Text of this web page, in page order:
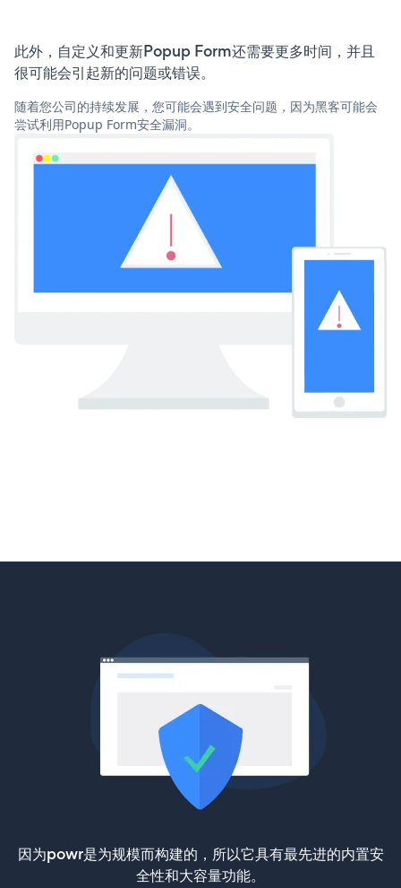
此外，自定义和更新Popup Form还需要更多时间，并且
很可能会引起新的问题或错误。
随着您公司的持续发展，您可能会遇到安全问题，因为黑客可能会
尝试利用Popup Form安全漏洞。
因为powr是为规模而构建的，所以它具有最先进的内置安
全性和大容量功能。